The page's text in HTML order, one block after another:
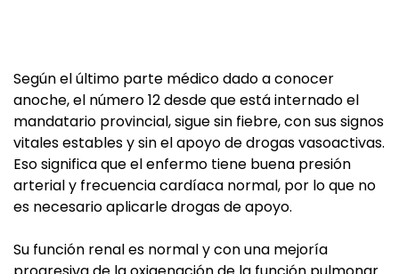
Según el último parte médico dado a conocer
anoche, el número 12 desde que está internado el
mandatario provincial, sigue sin fiebre, con sus signos
vitales estables y sin el apoyo de drogas vasoactivas.
Eso significa que el enfermo tiene buena presión
arterial y frecuencia cardíaca normal, por lo que no
es necesario aplicarle drogas de apoyo.
Su función renal es normal y con una mejoría